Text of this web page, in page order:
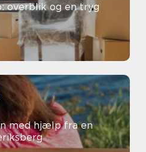
overblik og en tryg
med hjælp fra en